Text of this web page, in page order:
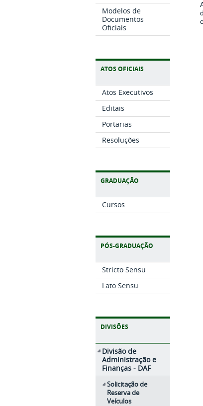
Modelos de
Documentos
Oficiais
ATOS OFICIAIS
Atos Executivos
Editais
Portarias
Resoluções
GRADUAÇÃO
Cursos
PÓS-GRADUAÇÃO
Stricto Sensu
Lato Sensu
DIVISÕES
Divisão de
Administração e
Finanças - DAF
Solicitação de
Reserva de
Veículos